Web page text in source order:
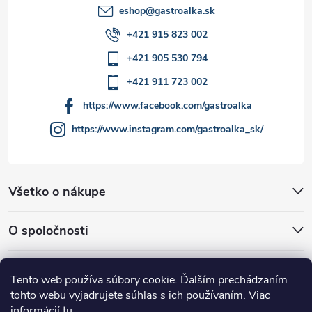
Tento web používa súbory cookie. Ďalším prechádzaním
tohto webu vyjadrujete súhlas s ich používaním. Viac
Všetko o nákupe
O spoločnosti
eshop@gastroalka.sk
+421 915 823 002
+421 905 530 794
+421 911 723 002
https://www.facebook.com/gastroalka
https://www.instagram.com/gastroalka_sk/